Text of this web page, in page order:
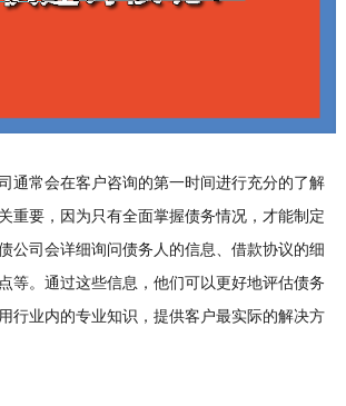
常会在客户咨询的第一时间进行充分的了解
重要，因为只有全面掌握债务情况，才能制定
公司会详细询问债务人的信息、借款协议的细
等。通过这些信息，他们可以更好地评估债务
行业内的专业知识，提供客户最实际的解决方